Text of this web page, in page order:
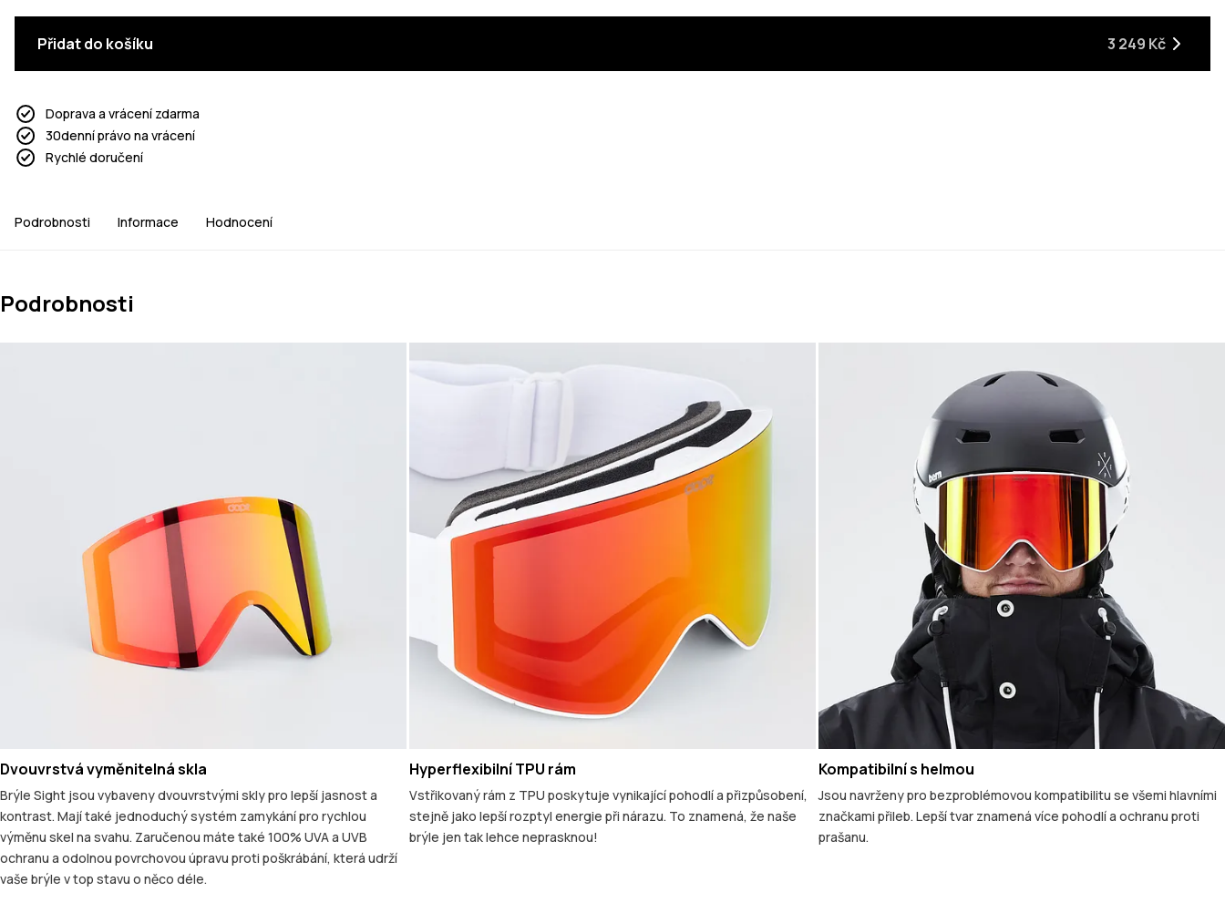
Přidat do košíku 3 249 Kč
Doprava a vrácení zdarma
30denní právo na vrácení
Rychlé doručení
Podrobnosti Informace Hodnocení
Podrobnosti
Dvouvrstvá vyměnitelná skla
Brýle Sight jsou vybaveny dvouvrstvými skly pro lepší jasnost a
kontrast. Mají také jednoduchý systém zamykání pro rychlou
výměnu skel na svahu. Zaručenou máte také 100% UVA a UVB
ochranu a odolnou povrchovou úpravu proti poškrábání, která udrží
vaše brýle v top stavu o něco déle.
Hyperflexibilní TPU rám
Vstřikovaný rám z TPU poskytuje vynikající pohodlí a přizpůsobení,
stejně jako lepší rozptyl energie při nárazu. To znamená, že naše
brýle jen tak lehce neprasknou!
Kompatibilní s helmou
Jsou navrženy pro bezproblémovou kompatibilitu se všemi hlavními
značkami přileb. Lepší tvar znamená více pohodlí a ochranu proti
prašanu.